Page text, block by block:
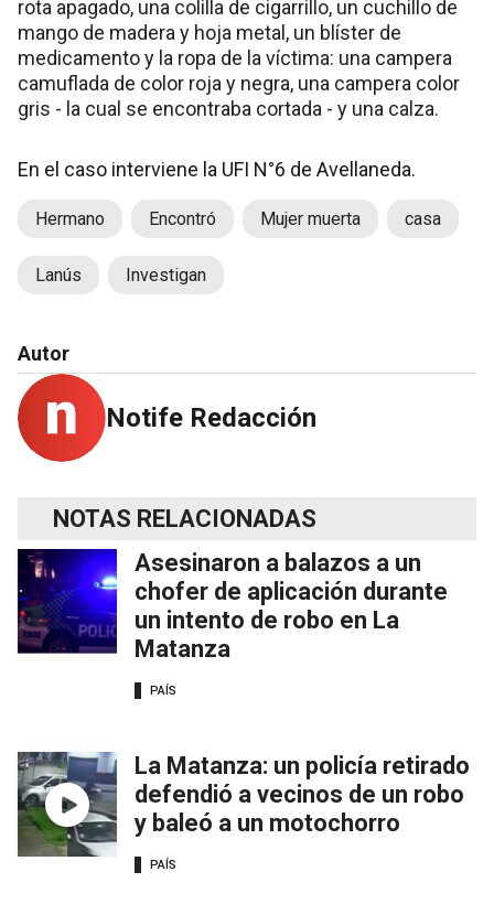
rota apagado, una colilla de cigarrillo, un cuchillo de
mango de madera y hoja metal, un blíster de
medicamento y la ropa de la víctima: una campera
camuflada de color roja y negra, una campera color
gris - la cual se encontraba cortada - y una calza.
En el caso interviene la UFI N°6 de Avellaneda.
Hermano Encontró Mujer muerta casa
Lanús Investigan
Autor
Notife Redacción
NOTAS RELACIONADAS
Asesinaron a balazos a un
chofer de aplicación durante
un intento de robo en La
Matanza
PAÍS
La Matanza: un policía retirado
defendió a vecinos de un robo
y baleó a un motochorro
PAÍS